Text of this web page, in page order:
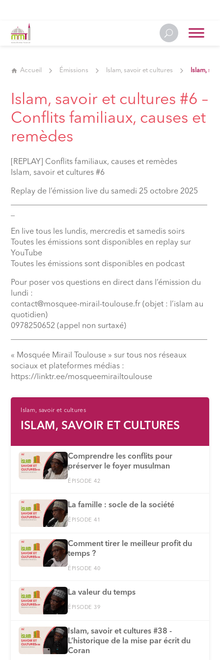
Accueil Émissions Islam, savoir et cultures Islam,
Islam, savoir et cultures #6 –
Conflits familiaux, causes et
remèdes
[REPLAY] Conflits familiaux, causes et remèdes
Islam, savoir et cultures #6
Replay de l’émission live du samedi 25 octobre 2025
En live tous les lundis, mercredis et samedis soirs
Toutes les émissions sont disponibles en replay sur
YouTube
Toutes les émissions sont disponibles en podcast
Pour poser vos questions en direct dans l’émission du
lundi :
contact@mosquee-mirail-toulouse.fr (objet : l’islam au
quotidien)
0978250652 (appel non surtaxé)
« Mosquée Mirail Toulouse » sur tous nos réseaux
sociaux et plateformes médias :
⁠https://linktr.ee/mosqueemirailtoulouse
Islam, savoir et cultures
ISLAM, SAVOIR ET CULTURES
Comprendre les conflits pour
préserver le foyer musulman
ÉPISODE 42
La famille : socle de la société
ÉPISODE 41
Comment tirer le meilleur profit du
temps ?
ÉPISODE 40
La valeur du temps
ÉPISODE 39
Islam, savoir et cultures #38 -
L’historique de la mise par écrit du
Coran